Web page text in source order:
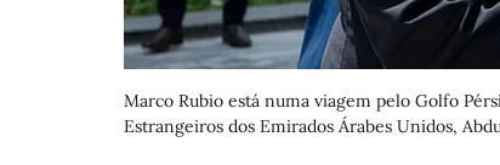
Marco Rubio está numa viagem pelo Golfo
Estrangeiros dos Emirados Árabes Unidos,